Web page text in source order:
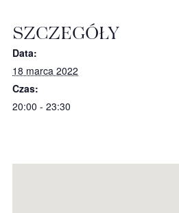
SZCZEGÓŁY
Data:
18 marca 2022
Czas:
20:00 - 23:30